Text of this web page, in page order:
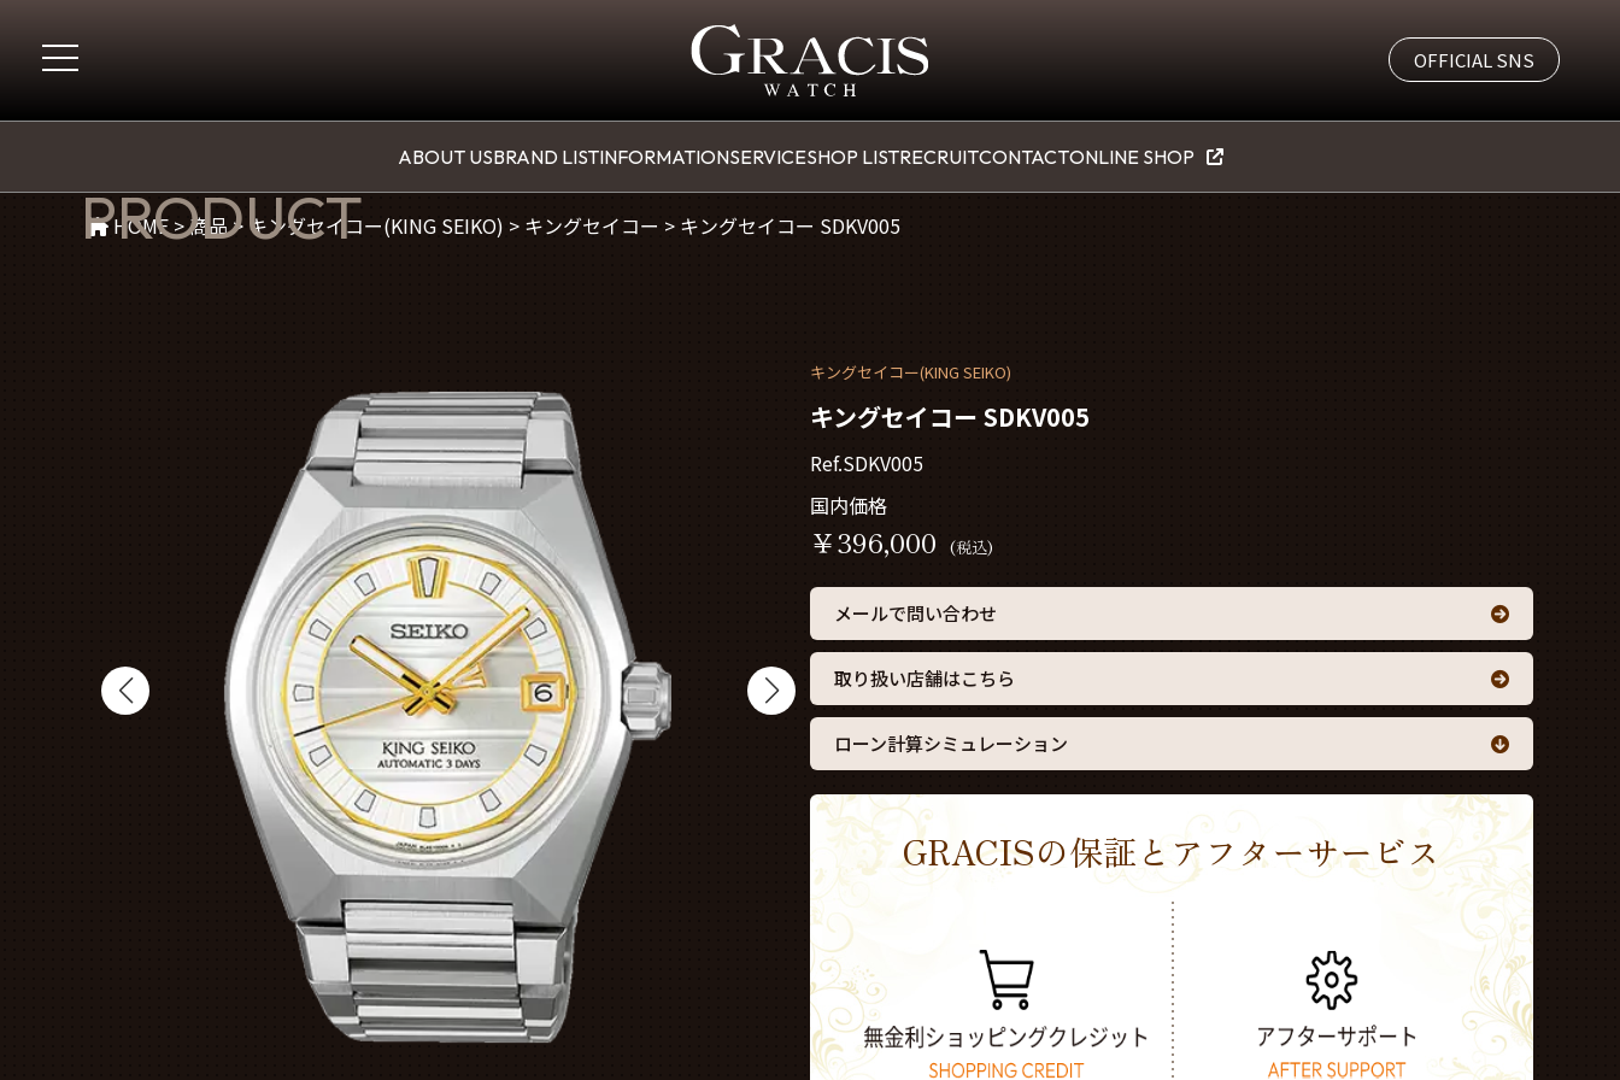
OFFICIAL SNS
ABOUT USBRAND LISTINFORMATIONSERVICESHOP LISTRECRUITCONTACTONLINE SHOP
PRODUCT
HOME>商品> キングセイコー(KING SEIKO) > キングセイコー > キングセイコー SDKV005
キングセイコー(KING SEIKO)
キングセイコー SDKV005
Ref.SDKV005
国内価格
￥396,000 (税込)
メールで問い合わせ
取り扱い店舗はこちら
ローン計算シミュレーション
GRACISの保証とアフターサービス